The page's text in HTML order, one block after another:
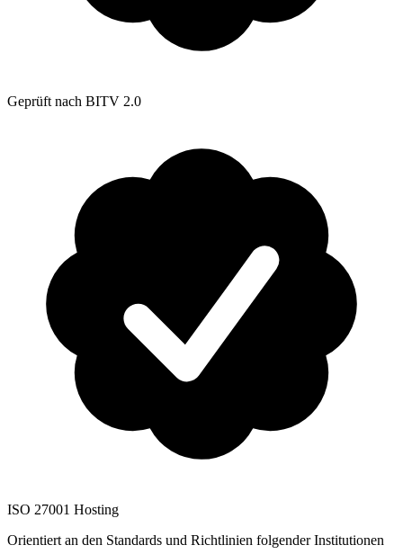
Geprüft nach BITV 2.0
ISO 27001 Hosting
Orientiert an den Standards und Richtlinien folgender Institutionen